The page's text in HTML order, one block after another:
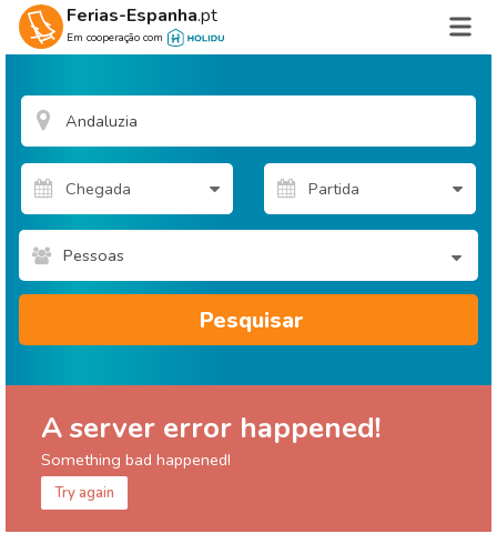
Ferias-Espanha.pt
Em cooperação com
Pessoas
Pesquisar
A server error happened!
Something bad happened!
Try again